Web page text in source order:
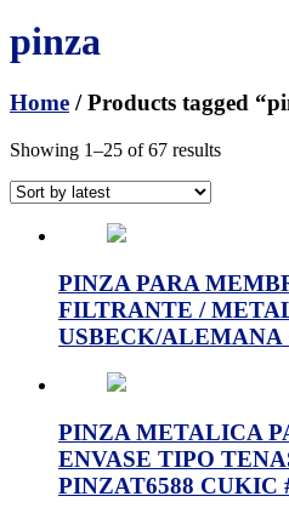
pinza
Home / Products tagged
Showing 1–25 of 67 results
PINZA PARA
FILTRANTE /
USBECK/ALEMANA
PINZA METALICA
ENVASE TIPO
PINZAT6588 CUKIC